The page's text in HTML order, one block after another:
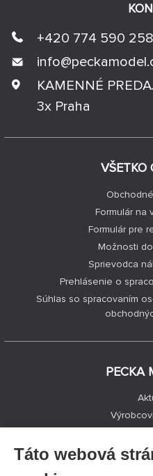
VŠETKO
Formulár na
Formulár pre
Možnosti
Sprievodca
Prehlásenie o
Súhlas so spracovaním
PECKA
+420 774 590 258
info@
KAMENNÉ
3x Praha
Táto webová